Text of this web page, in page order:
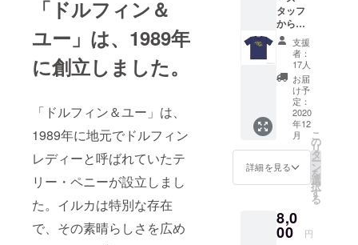
「ドルフィン＆
ユー」は、1989年
に創立しました。
「ドルフィン＆ユー」は、
1989年に地元でドルフィン
レディーと呼ばれていたテ
リー・ペニーが設立しまし
た。イルカは特別な存在
で、その素晴らしさを広め
満載で
す） 以
上、4点
をお届
けしま
す。
愛いデ
ザイン
です。
色はネ
イビー
です。
ご希望
のサイ
ズを備
考欄に
必ずご
記載く
ださ
下の6種
類で
タッフ
からの
サン
キュー
カード
＊デザ
イナー
がデザ
インし
たオリ
ジナルT
シャ
ツ。ハ
ワイ州
のこと
「Aloha
State」
と言い
支援
者：
17人
お届
け予
定：
2020
年12
月
詳細を見る
こ
の
リ
タ
ー
ン
を
選
択
す
る
8,0
00 円